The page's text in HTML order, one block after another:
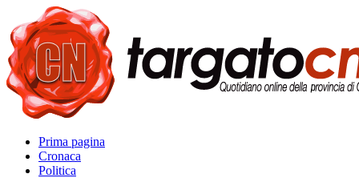
Prima pagina
Cronaca
Politica